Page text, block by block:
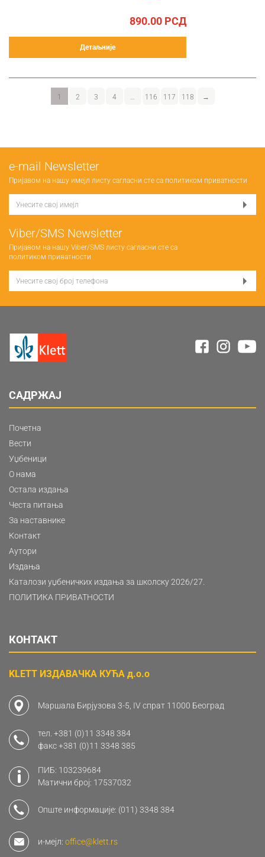
890.00 РСД
Детаљније
1 2 3 4 116 117 118 →
е-mail Newsletter
Пријавом на нашу имејл листу сагласни сте са политиком приватности
Viber/SMS Newsletter
Пријавом на нашу Viber/SMS листу сагласни сте са
политиком приватности
САДРЖАЈ
Почетна
Вести
Уџбеници
О нама
Остала издања
Честа питања
За наставнике
Контакт
Аутори
Издања
Каталози уџбеничких издања за школску 2026/27.
ПОЛИТИКА ПРИВАТНОСТИ
КОНТАКТ
KLETT ИЗДАВАЧКА КУЋА д.о.о
Маршала Бирјузова 3-5, IV спрат 11000 Београд
тел. +381 (0)11 3348 384
факс+381 (0)11 3348 385
ПИБ: 103239684
Матични број: 17537032
Опште информације: (011) 3348 384
и-мејл: office@klett.rs